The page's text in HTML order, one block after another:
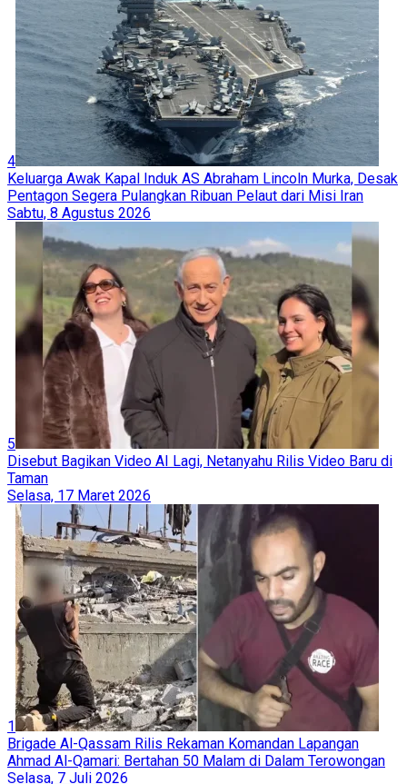
4
Keluarga Awak Kapal Induk AS Abraham Lincoln Murka, Desak
Pentagon Segera Pulangkan Ribuan Pelaut dari Misi Iran
Sabtu, 8 Agustus 2026
5
Disebut Bagikan Video AI Lagi, Netanyahu Rilis Video Baru di
Taman
Selasa, 17 Maret 2026
1
Brigade Al-Qassam Rilis Rekaman Komandan Lapangan
Ahmad Al-Qamari: Bertahan 50 Malam di Dalam Terowongan
Selasa, 7 Juli 2026